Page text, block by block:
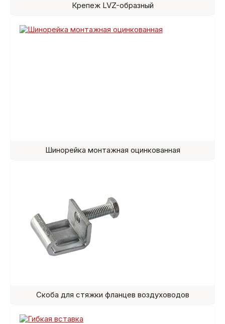
Крепеж LVZ-образный
Шинорейка монтажная оцинкованная
Скоба для стяжки фланцев воздуховодов